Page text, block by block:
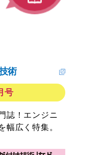
術
号
誌！エンジニ
幅広く特集。